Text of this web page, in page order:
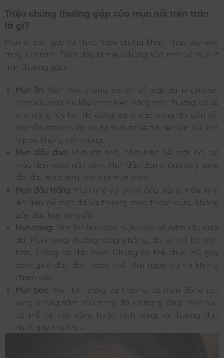
Triệu chứng thường gặp của mụn nổi trên trán
là gì?
Mụn ở trán gây ra nhiều triệu chứng khác nhau tùy vào
từng loại mụn. Dưới đây là triệu chứng của một số mụn ở
trán thường gặp:
Mụn ẩn : Mụn nhỏ, không trồi lên bề mặt da, nhân mụn
nằm sâu dưới da khó phát hiện bằng mắt thường và có
khả năng lây lan dễ dàng sang các vùng da gần kề.
Mụn ẩn làm cho làn da bị mụn ẩn sẽ trở nên sần sùi, khô
ráp và không mịn màng.
Mụn đầu đen : Mụn rất nhỏ, nằm trên bề mặt da, có
màu đen hoặc nâu sẫm. Mụn đầu đen không gây sưng
đỏ, đau nhức như các loại mụn khác.
Mụn đầu trắng : Mụn nhỏ với phần đầu trắng, tròn, nhô
lên trên bề mặt da và thường mọc thành cụm, không
gây đau hay sưng đỏ.
Mụn nang : Mụn lớn hơn các mụn khác và nằm sâu dưới
da. Mụn nang thường sưng phồng, đỏ và có bề mặt
trơn, không có đầu mụn. Chúng có thể chứa mủ gây
cảm giác đau đớn hoặc khó chịu ngay cả khi không
chạm vào.
Mụn bọc : Mụn lớn, cứng và thường có màu đỏ rõ rệt,
sưng phồng nằm sâu trong da và nang lông. Mụn bọc
có thể có mũ trắng hoặc dịch vàng và thường đau
nhức gây khó chịu.